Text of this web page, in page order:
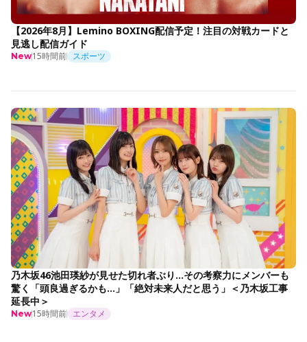
【2026年8月】Lemino BOXING配信予定！注目の対戦カードと
見逃し配信ガイド
New15時間前 スポーツ
乃木坂46池田瑛紗が見せた切れ者ぶり…その考察力にメンバーも
驚く「頭良過ぎるかも…」「絶対未来人だと思う」＜乃木坂工事
延長中＞
New15時間前 エンタメ